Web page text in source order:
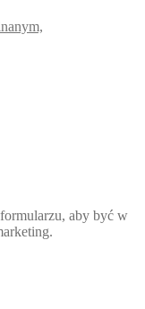
aby być w